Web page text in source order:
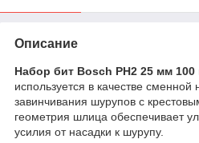
Описание
Набор бит Bosch РН2 25 мм 100
используется в качестве сменной
завинчивания шурупов с
геометрия шлица обеспечивает
усилия от насадки к шурупу.